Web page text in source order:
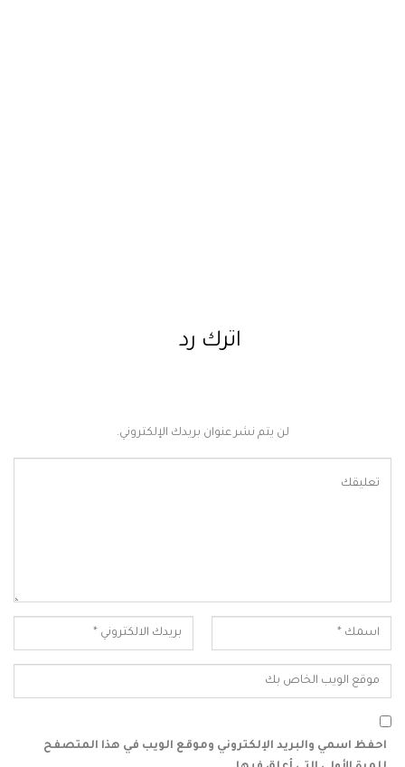
اترك رد
لن يتم نشر عنوان بريدك الإلكتروني.
احفظ اسمي والبريد الإلكتروني وموقع الويب في هذا المتصفح